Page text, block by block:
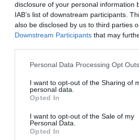
disclosure of your personal information
IAB’s list of downstream participants.
also be disclosed by us to third parties
Downstream Participants that may
Please note that this website/app uses
not limited to your visit or usage
grant or deny consent to Google and its
use your data for below specified
consent section.
Personal Data Processing Opt Outs
I want to opt-out of the Sharing of
personal data.
Opted In
I want to opt-out of the Sale of my
Personal Data.
Opted In
Προτεινόμενα άρθρα
Φωτογραφίες-κειμήλια από